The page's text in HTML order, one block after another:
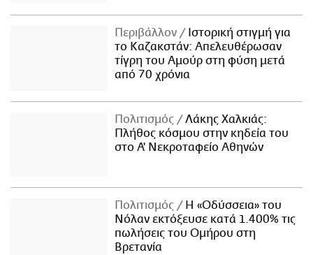
Περιβάλλον
Ιστορική στιγμή για
το Καζακστάν: Απελευθέρωσαν
τίγρη του Αμούρ στη φύση μετά
από 70 χρόνια
Πολιτισμός
Λάκης Χαλκιάς:
Πλήθος κόσμου στην κηδεία του
στο Α' Νεκροταφείο Αθηνών
Πολιτισμός
Η «Οδύσσεια» του
Νόλαν εκτόξευσε κατά 1.400% τις
πωλήσεις του Ομήρου στη
Βρετανία